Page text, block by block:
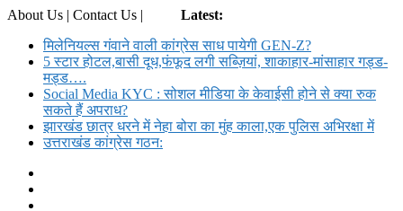
About Us | Contact Us |
Latest:
मिलेनियल्स गंवाने वाली कांग्रेस साध पायेगी GEN-Z?
5 स्टार होटल,बासी दूध,फंफूद लगी सब्ज़ियां, शाकाहार-मांसाहार गड्ड-
मड्ड….
Social Media KYC : सोशल मीडिया के केवाईसी होने से क्या रुक
सकते हैं अपराध?
झारखंड छात्र धरने में नेहा बोरा का मुंह काला,एक पुलिस अभिरक्षा में
उत्तराखंड कांग्रेस गठन: